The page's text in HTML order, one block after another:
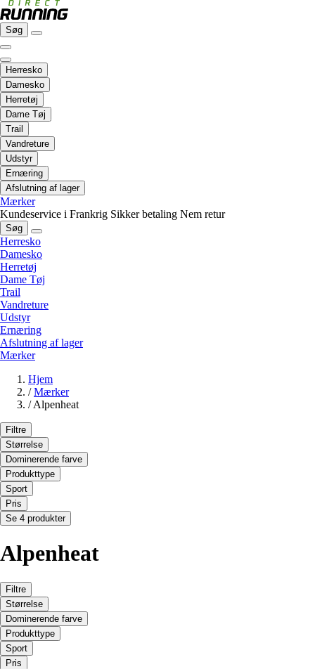
Søg
Herresko
Damesko
Herretøj
Dame Tøj
Trail
Vandreture
Udstyr
Ernæring
Afslutning af lager
Mærker
Kundeservice i Frankrig Sikker betaling Nem retur
Søg
Herresko
Damesko
Herretøj
Dame Tøj
Trail
Vandreture
Udstyr
Ernæring
Afslutning af lager
Mærker
Hjem
/ Mærker
/ Alpenheat
Filtre
Størrelse
Dominerende farve
Produkttype
Sport
Pris
Se 4 produkter
Alpenheat
Filtre
Størrelse
Dominerende farve
Produkttype
Sport
Pris